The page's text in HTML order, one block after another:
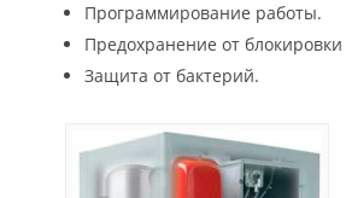
Программирование работы.
Предохранение от блокировки
Защита от бактерий.